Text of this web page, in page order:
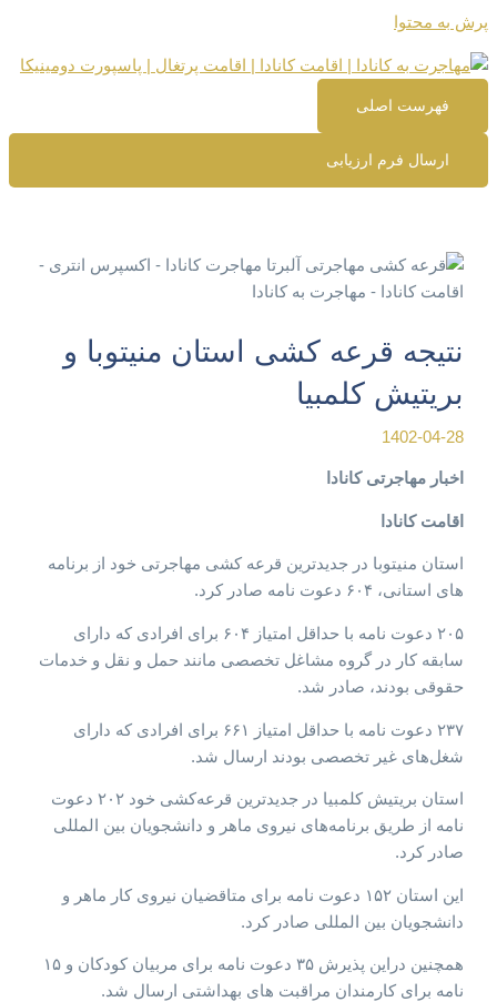
پرش به محتوا
فهرست اصلی
ارسال فرم ارزیابی
نتیجه قرعه کشی استان منیتوبا و
بریتیش کلمبیا
1402-04-28
اخبار مهاجرتی کانادا
اقامت کانادا
استان منیتوبا در جدیدترین قرعه کشی مهاجرتی خود از برنامه
های استانی، ۶۰۴ دعوت نامه صادر کرد.
۲۰۵ دعوت نامه با حداقل امتیاز ۶۰۴ برای افرادی که دارای
سابقه کار در گروه مشاغل تخصصی مانند حمل و نقل و خدمات
حقوقی بودند، صادر شد.
۲۳۷ دعوت نامه با حداقل امتیاز ۶۶۱ برای افرادی که دارای
شغل‌های غیر تخصصی بودند ارسال شد.
استان بریتیش کلمبیا در جدیدترین قرعه‌کشی خود ۲۰۲ دعوت
نامه از طریق برنامه‌های نیروی ماهر و دانشجویان بین المللی
صادر کرد.
این استان ۱۵۲ دعوت نامه برای متاقضیان نیروی کار ماهر و
دانشجویان بین المللی صادر کرد.
همچنین دراین پذیرش ۳۵ دعوت نامه برای مربیان کودکان و ۱۵
نامه برای کارمندان مراقبت های بهداشتی ارسال شد.